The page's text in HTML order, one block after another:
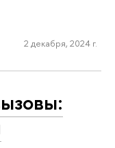
2 декабря, 2024 г.